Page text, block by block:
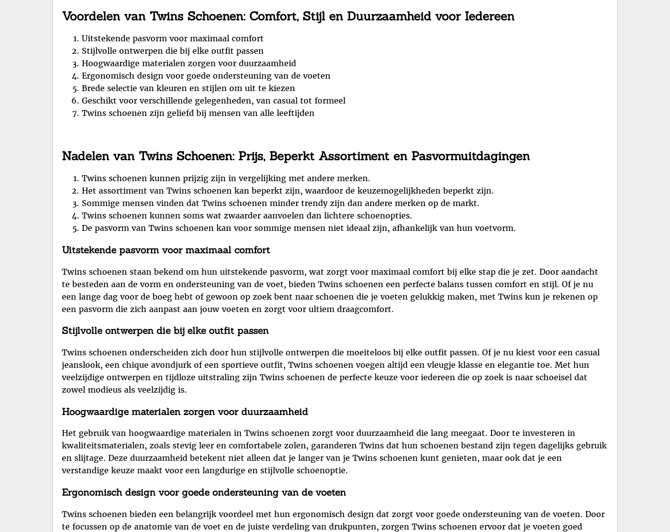
Voordelen van Twins Schoenen: Comfort, Stijl en Duurzaamheid voor Iedereen
Uitstekende pasvorm voor maximaal comfort
Stijlvolle ontwerpen die bij elke outfit passen
Hoogwaardige materialen zorgen voor duurzaamheid
Ergonomisch design voor goede ondersteuning van de voeten
Brede selectie van kleuren en stijlen om uit te kiezen
Geschikt voor verschillende gelegenheden, van casual tot formeel
Twins schoenen zijn geliefd bij mensen van alle leeftijden
Nadelen van Twins Schoenen: Prijs, Beperkt Assortiment en Pasvormuitdagingen
Twins schoenen kunnen prijzig zijn in vergelijking met andere merken.
Het assortiment van Twins schoenen kan beperkt zijn, waardoor de keuzemogelijkheden beperkt zijn.
Sommige mensen vinden dat Twins schoenen minder trendy zijn dan andere merken op de markt.
Twins schoenen kunnen soms wat zwaarder aanvoelen dan lichtere schoenopties.
De pasvorm van Twins schoenen kan voor sommige mensen niet ideaal zijn, afhankelijk van hun voetvorm.
Uitstekende pasvorm voor maximaal comfort
Twins schoenen staan bekend om hun uitstekende pasvorm, wat zorgt voor maximaal comfort bij elke stap die je zet. Door aandacht
te besteden aan de vorm en ondersteuning van de voet, bieden Twins schoenen een perfecte balans tussen comfort en stijl. Of je nu
een lange dag voor de boeg hebt of gewoon op zoek bent naar schoenen die je voeten gelukkig maken, met Twins kun je rekenen op
een pasvorm die zich aanpast aan jouw voeten en zorgt voor ultiem draagcomfort.
Stijlvolle ontwerpen die bij elke outfit passen
Twins schoenen onderscheiden zich door hun stijlvolle ontwerpen die moeiteloos bij elke outfit passen. Of je nu kiest voor een casual
jeanslook, een chique avondjurk of een sportieve outfit, Twins schoenen voegen altijd een vleugje klasse en elegantie toe. Met hun
veelzijdige ontwerpen en tijdloze uitstraling zijn Twins schoenen de perfecte keuze voor iedereen die op zoek is naar schoeisel dat
zowel modieus als veelzijdig is.
Hoogwaardige materialen zorgen voor duurzaamheid
Het gebruik van hoogwaardige materialen in Twins schoenen zorgt voor duurzaamheid die lang meegaat. Door te investeren in
kwaliteitsmaterialen, zoals stevig leer en comfortabele zolen, garanderen Twins dat hun schoenen bestand zijn tegen dagelijks gebruik
en slijtage. Deze duurzaamheid betekent niet alleen dat je langer van je Twins schoenen kunt genieten, maar ook dat je een
verstandige keuze maakt voor een langdurige en stijlvolle schoenoptie.
Ergonomisch design voor goede ondersteuning van de voeten
Twins schoenen bieden een belangrijk voordeel met hun ergonomisch design dat zorgt voor goede ondersteuning van de voeten. Door
te focussen op de anatomie van de voet en de juiste verdeling van drukpunten, zorgen Twins schoenen ervoor dat je voeten goed